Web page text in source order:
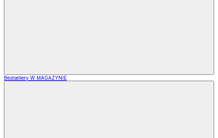
Bestsellery W MAGAZYNIE